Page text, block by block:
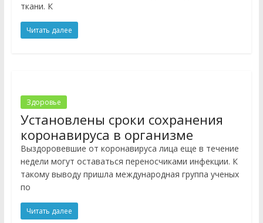
ткани. К
Читать далее
Здоровье
Установлены сроки сохранения
коронавируса в организме
Выздоровевшие от коронавируса лица еще в течение
недели могут оставаться переносчиками инфекции. К
такому выводу пришла международная группа ученых
по
Читать далее